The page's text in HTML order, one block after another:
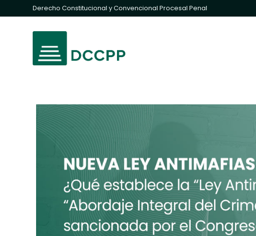
Derecho Constitucional y Convencional Procesal Penal